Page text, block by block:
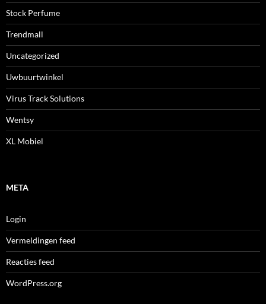
Stock Perfume
Trendmall
Uncategorized
Uwbuurtwinkel
Virus Track Solutions
Wentsy
XL Mobiel
META
Login
Vermeldingen feed
Reacties feed
WordPress.org